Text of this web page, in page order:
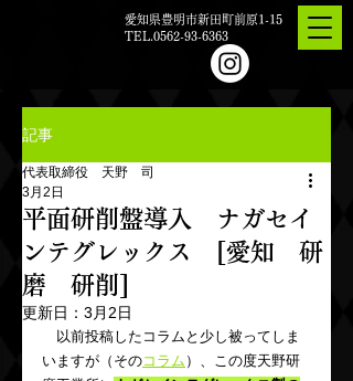
愛知県豊明市新田町前原1-15
TEL.0562-93-6363
記事
平面研削盤導入 ナガセイ
ンテグレックス [愛知 研
磨 研削]
代表取締役 天野 司
3月2日
更新日： 3月2日
以前投稿したコラムと少し被ってしま
いますが（そのコラム ）、この度天野研